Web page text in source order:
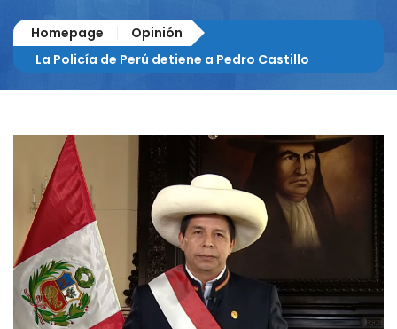
Homepage
Opinión
La Policía de Perú detiene a Pedro Castillo